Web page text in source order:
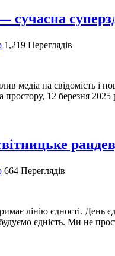
сучасна
1,219 Переглядів
медіа на свідомість
простору, 12 березня
664 Переглядів
лінію єдності. День
єдність. Ми не